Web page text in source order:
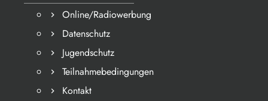
Online/Radiowerbung
Datenschutz
Jugendschutz
Teilnahmebedingungen
Kontakt